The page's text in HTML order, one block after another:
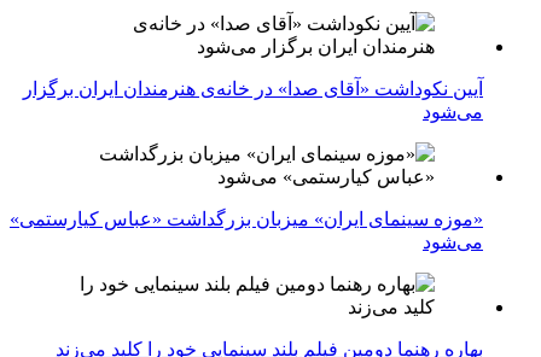
آیین نکوداشت «آقای صدا» در خانه‌ی هنرمندان ایران برگزار
می‌شود
«موزه سینمای ایران» میزبان بزرگداشت «عباس کیارستمی»
می‌شود
بهاره رهنما دومین فیلم بلند سینمایی خود را کلید می‌زند